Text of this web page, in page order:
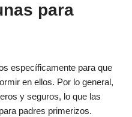
para
específicamente para que
en ellos. Por lo general,
y seguros, lo que las
padres primerizos.